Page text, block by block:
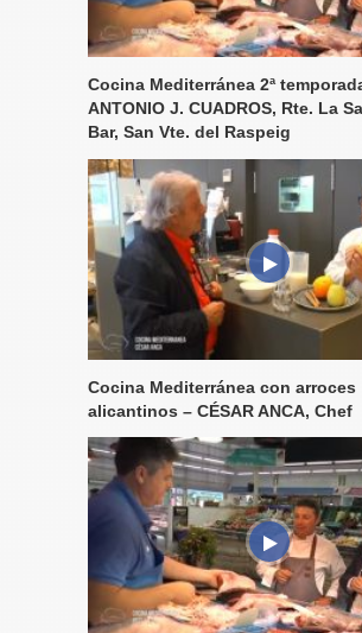
Cocina Mediterránea 2ª
ANTONIO J. CUADROS, Rte. La
Bar, San Vte. del Raspeig
Cocina Mediterránea con arroces
alicantinos – CÉSAR ANCA, Chef